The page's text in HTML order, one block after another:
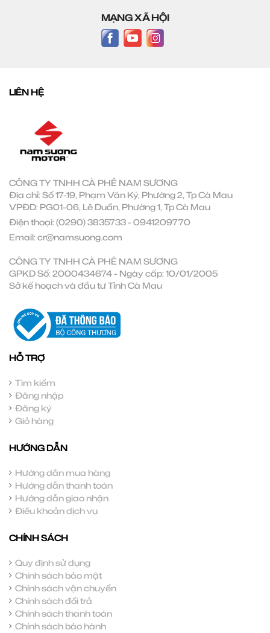
MẠNG XÃ HỘI
LIÊN HỆ
CÔNG TY TNHH CÀ PHÊ NAM SƯƠNG
Địa chỉ: Số 17-19, Phạm Văn Ký, Phường 2, Tp Cà Mau
VPĐD: PG01-06, Lê Duẩn, Phường 1, Tp Cà Mau
Điện thoại: (0290) 3835733- 0941209770
Email: cr@namsuong.com
CÔNG TY TNHH CÀ PHÊ NAM SƯƠNG
GPKD Số: 2000434674 - Ngày cấp: 10/01/2005
Sở kế hoạch và đầu tư Tỉnh Cà Mau
HỖ TRỢ
Tìm kiếm
Đăng nhập
Đăng ký
Giỏ hàng
HƯỚNG DẪN
Hướng dẫn mua hàng
Hướng dẫn thanh toán
Hướng dẫn giao nhận
Điều khoản dịch vụ
CHÍNH SÁCH
Quy định sử dụng
Chính sách bảo mật
Chính sách vận chuyển
Chính sách đổi trả
Chính sách thanh toán
Chính sách bảo hành